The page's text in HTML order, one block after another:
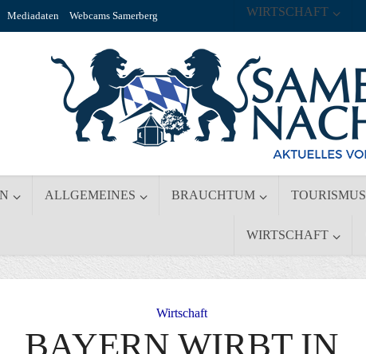
Mediadaten Webcams Samerberg
ALLGEMEINES BRAUCHTUM TOURISMUS
WIRTSCHAFT
WIRTSCHAFT
Wirtschaft
BAYERN WIRBT IN